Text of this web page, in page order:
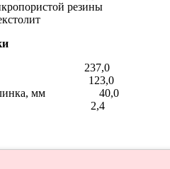
резины
мм 237,0
мм 123,0
клинка, мм 40,0
мм 2,4
мм